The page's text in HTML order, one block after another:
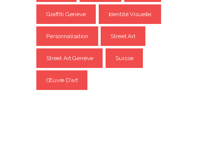
Graffiti Genève Identité Visuelle
Personnalisation Street Art
Street Art Genève Suisse
Œuvre D'art